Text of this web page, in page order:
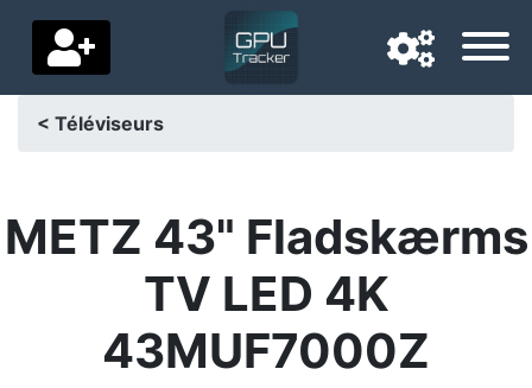
Pays de livraison
Baisses de prix
Paramètres
< Téléviseurs
METZ 43" Fladskærms
TV LED 4K
43MUF7000Z